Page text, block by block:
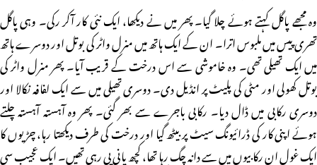
وہ مجھے پاگل کہتے ہوئے چلا گیا۔ پھر میں نے دیکھا، ایک نئی کار آکر رکی۔ وہی پاگل
تھری پیس میں ملبوس اترا۔ ان کے ایک ہاتھ میں منرل واٹر کی بوتل اور دوسرے ہاتھ
میں ایک تھیلی تھی۔ وہ خاموشی سے اس درخت کے قریب آیا۔ پھر منرل واٹر کی
بوتل کھولی اور مٹی کی پلیٹ پر انڈیل دی۔ دوسری تھیلی میں سے ایک لفافہ نکالا اور
دوسری رکابی میں ڈال دیا۔ رکابی باجرے سے بھر گئی۔ پھر وہ آہستہ آہستہ چلتے
ہوئے اپنی کار کی ڈرائیونگ سیٹ پر بیٹھ گیا اور درخت کی طرف دیکھتا رہا، چڑیوں کا
ایک غول ان رکابیوں میں سے دانہ چگ رہا تھا، کچھ پانی پی رہی تھیں۔ ایک عجیب سی